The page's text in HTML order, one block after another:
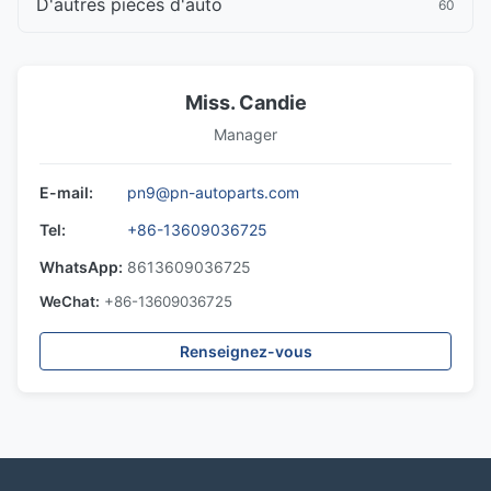
D'autres pièces d'auto 60
Miss. Candie
Manager
E-mail:
pn9@pn-autoparts.com
Tel:
+86-13609036725
WhatsApp: 8613609036725
WeChat: +86-13609036725
Renseignez-vous